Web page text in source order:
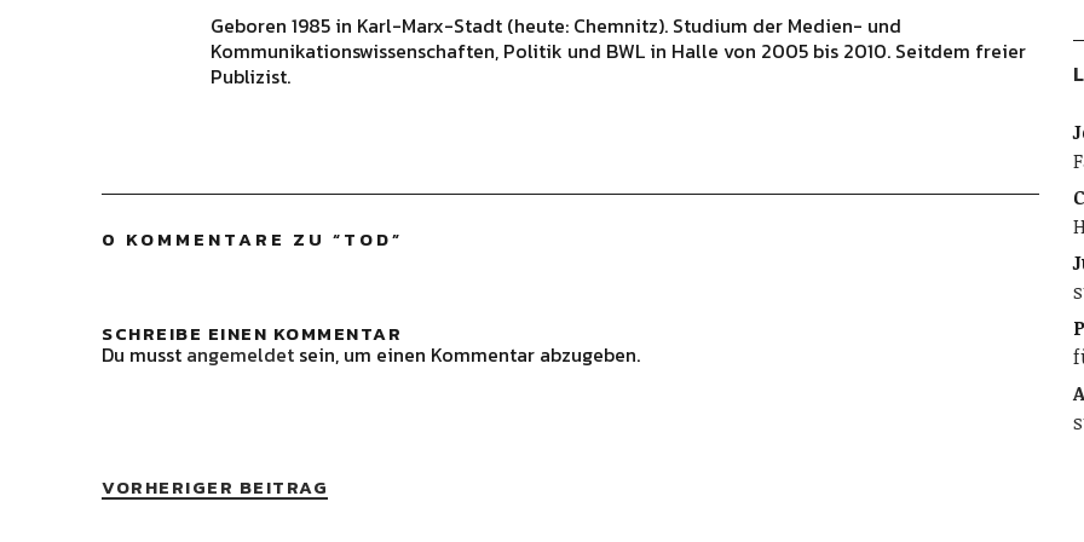
Geboren 1985 in Karl-Marx-Stadt (heute: Chemnitz). Studium der Medien- und
Kommunikationswissenschaften, Politik und BWL in Halle von 2005 bis 2010. Seitdem freier
Publizist.
0 KOMMENTARE ZU “TOD”
SCHREIBE EINEN KOMMENTAR
Du musst angemeldet sein, um einen Kommentar abzugeben.
VORHERIGER BEITRAG